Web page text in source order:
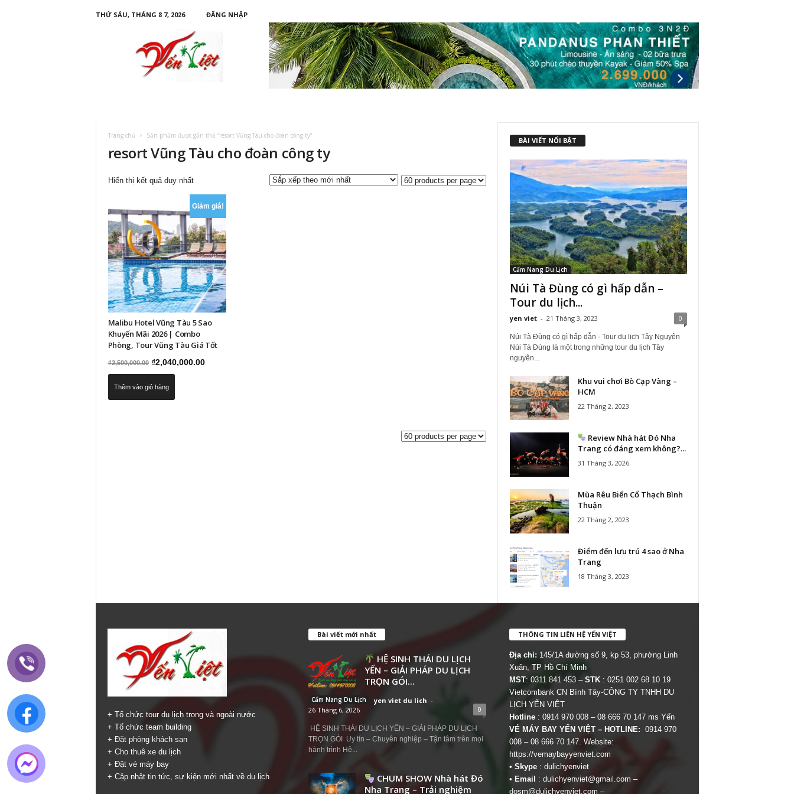
THỨ SÁU, THÁNG 8 7, 2026
ĐĂNG NHẬP
Trang chủ Sản phẩm được gắn thẻ “resort Vũng Tàu cho đoàn công ty”
resort Vũng Tàu cho đoàn công ty
Hiển thị kết quả duy nhất
Giảm giá!
Malibu Hotel Vũng Tàu 5 Sao
Khuyến Mãi 2026 | Combo
Phòng, Tour Vũng Tàu Giá Tốt
₫2,500,000.00 Giá
gốc
là:
₫2,040,000.00Giá
Thêm vào giỏ hàng
BÀI VIẾT NỔI BẬT
Cẩm Nang Du Lịch
Núi Tà Đùng có gì hấp dẫn –
Tour du lịch...
yen viet - 21 Tháng 3, 2023 0
Núi Tà Đùng có gì hấp dẫn - Tour du lịch Tây Nguyên
Núi Tà Đùng là một trong những tour du lịch Tây
nguyên...
Khu vui chơi Bò Cạp Vàng –
HCM
22 Tháng 2, 2023
Review Nhà hát Đó Nha
Trang có đáng xem không?...
31 Tháng 3, 2026
Mùa Rêu Biển Cổ Thạch Bình
Thuận
22 Tháng 2, 2023
Điểm đến lưu trú 4 sao ở Nha
Trang
18 Tháng 3, 2023
+ Tổ chức tour du lịch trong và ngoài nước
+ Tổ chức team building
+ Đặt phòng khách sạn
+ Cho thuê xe du lịch
+ Đặt vé máy bay
+ Cập nhật tin tức, sự kiện mới nhất về du lịch
Bài viết mới nhất
HỆ SINH THÁI DU LỊCH
YẾN – GIẢI PHÁP DU LỊCH
TRỌN GÓI...
Cẩm Nang Du Lịch yen viet du lich -
26 Tháng 6, 2026
0
HỆ SINH THÁI DU LỊCH YẾN – GIẢI PHÁP DU LỊCH
TRỌN GÓI Uy tín – Chuyên nghiệp – Tận tâm trên mọi
hành trình Hệ...
CHUM SHOW Nhà hát Đó
Nha Trang – Trải nghiệm
THÔNG TIN LIÊN HỆ YẾN VIỆT
Địa chỉ: 145/1A đường số 9, kp 53, phường Linh
Xuân, TP Hồ Chí Minh
MST: 0311 841 453 – STK: 0251 002 68 10 19
Vietcombank CN Bình Tây-CÔNG TY TNHH DU
LỊCH YẾN VIỆT
Hotline : 0914 970 008 – 08 666 70 147 ms Yến
VÉ MÁY BAY YẾN VIỆT – HOTLINE: 0914 970
008 – 08 666 70 147. Website:
https://vemaybayyenviet.com
• Skype: dulichyenviet
• Email : dulichyenviet@gmail.com –
dosm@dulichyenviet.com –